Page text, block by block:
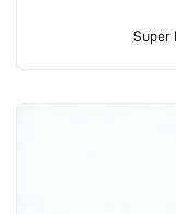
Super